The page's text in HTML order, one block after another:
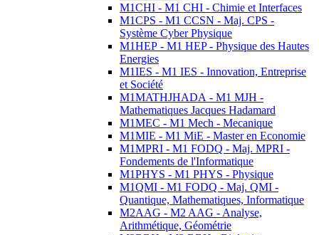
M1CHI - M1 CHI - Chimie et Interfaces
M1CPS - M1 CCSN - Maj. CPS -
Système Cyber Physique
M1HEP - M1 HEP - Physique des Hautes
Energies
M1IES - M1 IES - Innovation, Entreprise
et Société
M1MATHJHADA - M1 MJH -
Mathematiques Jacques Hadamard
M1MEC - M1 Mech - Mecanique
M1MIE - M1 MiE - Master en Economie
M1MPRI - M1 FODQ - Maj. MPRI -
Fondements de l'Informatique
M1PHYS - M1 PHYS - Physique
M1QMI - M1 FODQ - Maj. QMI -
Quantique, Mathematiques, Informatique
M2AAG - M2 AAG - Analyse,
Arithmétique, Géométrie